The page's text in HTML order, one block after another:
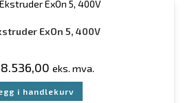
ExOn 5, 400V
eks. mva.
i handlekurv